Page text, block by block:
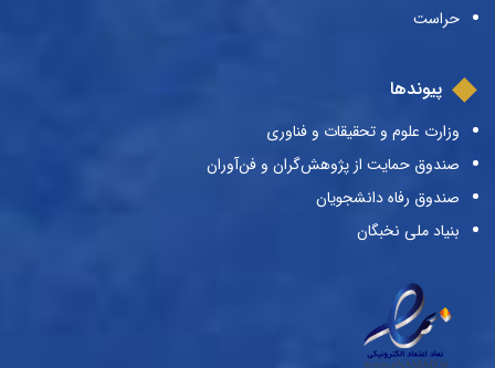
حراست
پیوندها
وزارت علوم و تحقیقات و فناوری
صندوق حمایت از پژوهش‌گران و فن‌آوران
صندوق رفاه دانشجویان
بنیاد ملی نخبگان